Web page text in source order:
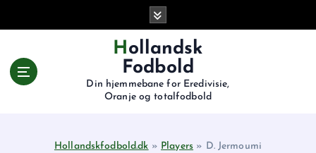
Hollandsk
Fodbold
Din hjemmebane for Eredivisie,
Oranje og totalfodbold
Hollandskfodbold.dk » Players » D. Jermoumi